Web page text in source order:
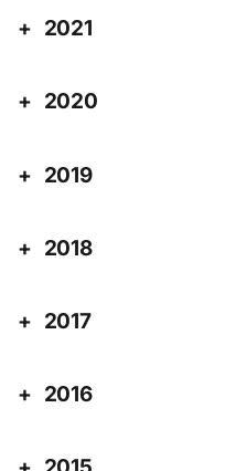
2021
2020
2019
2018
2017
2016